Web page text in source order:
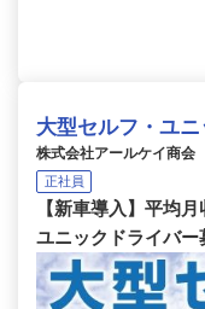
大型セルフ・ユ
株式会社アールケイ商会
正社員
【新車導入】平均
ユニックドライバー